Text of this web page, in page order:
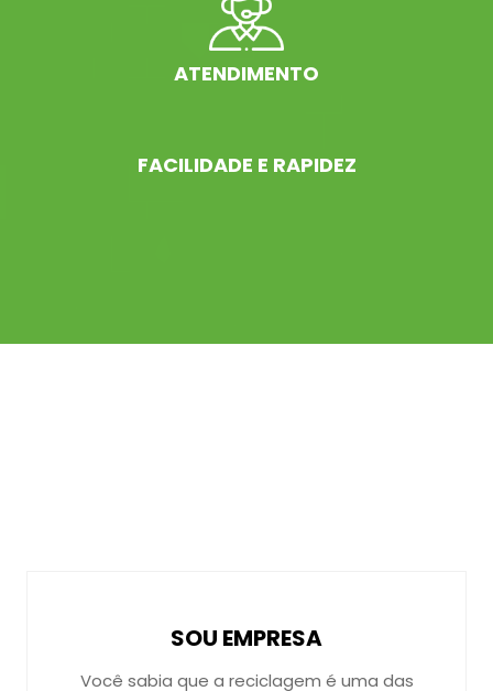
ATENDIMENTO
FACILIDADE E RAPIDEZ
SOU EMPRESA
Você sabia que a reciclagem é uma das